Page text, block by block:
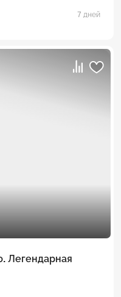
7 дней
Легендарная